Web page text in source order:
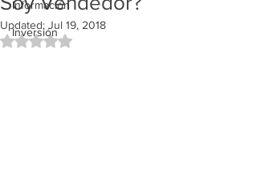
Información
Inversión
Updated: Jul 19, 2018
Rated NaN out of 5 stars.